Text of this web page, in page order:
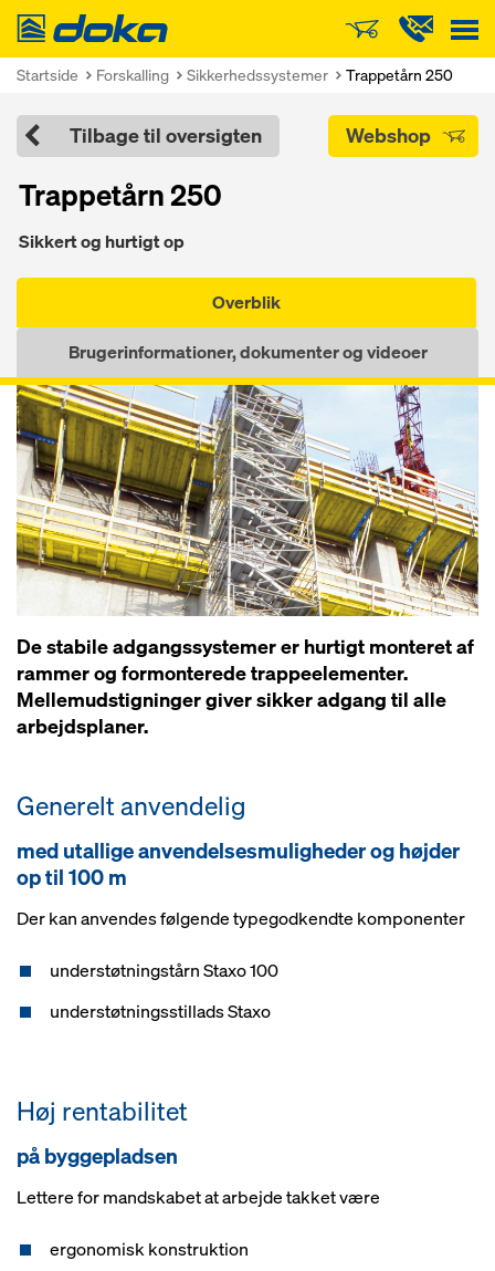
Doka
Startside Forskalling Sikkerhedssystemer Trappetårn 250
Tilbage til oversigten Webshop
Trappetårn 250
Sikkert og hurtigt op
Overblik
Brugerinformationer, dokumenter og videoer
De stabile adgangssystemer er hurtigt monteret af
rammer og formonterede trappeelementer.
Mellemudstigninger giver sikker adgang til alle
arbejdsplaner.
Generelt anvendelig
med utallige anvendelsesmuligheder og højder
op til 100 m
Der kan anvendes følgende typegodkendte komponenter
understøtningstårn Staxo 100
understøtningsstillads Staxo
Høj rentabilitet
på byggepladsen
Lettere for mandskabet at arbejde takket være
ergonomisk konstruktion